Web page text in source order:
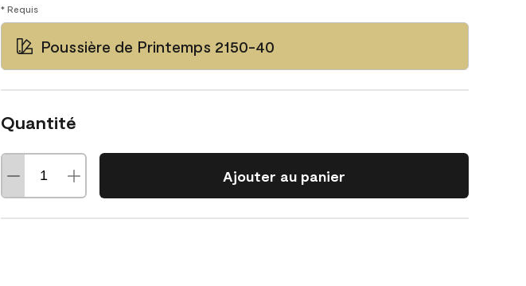
* Requis
Poussière de Printemps 2150-40
Quantité
Ajouter au panier